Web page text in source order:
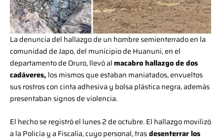
La denuncia del hallazgo de un hombre semienterrado en la
comunidad de Japo, del municipio de Huanuni, en el
departamento de Oruro, llevó almacabro hallazgo de dos
cadáveres, los mismos que estaban maniatados, envueltos
sus rostros con cinta adhesiva y bolsa plástica negra, además
presentaban signos de violencia.
El hecho se registró el lunes 2 de octubre. El hallazgo movilizó
a la Policía y a Fiscalía, cuyo personal, trasdesenterrar los